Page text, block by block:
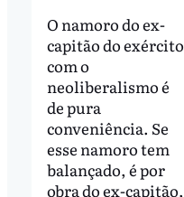
O namoro do ex-
capitão do exército
com o
neoliberalismo é
de pura
conveniência. Se
esse namoro tem
balançado, é por
obra do ex-capitão,